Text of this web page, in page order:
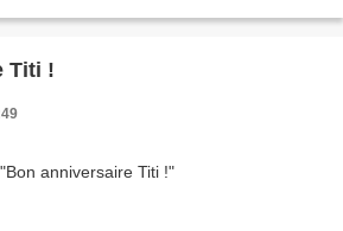
Titi !